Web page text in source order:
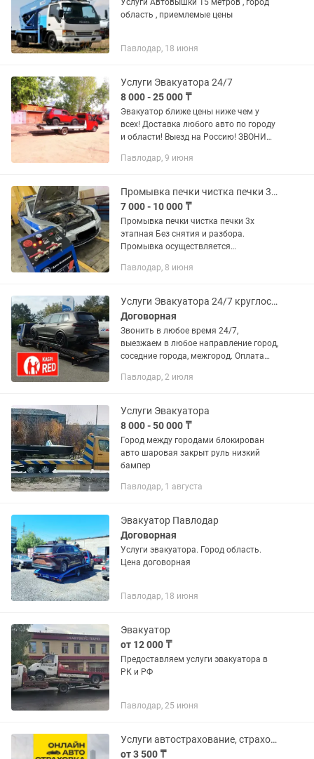
Услуги Автовышки 15 метров , город
область , приемлемые цены
Павлодар, 18 июня
Услуги Эвакуатора 24/7
8 000 - 25 000 ₸
Эвакуатор ближе цены ниже чем у
всех! Доставка любого авто по городу
и области! Выезд на Россию! ЗВОНИ
Павлодар, 9 июня
Промывка печки чистка печки 3х этапная
7 000 - 10 000 ₸
Промывка печки чистка печки 3х
этапная Без снятия и разбора.
Промывка осуществляется
воздействующий на внутренние
моющими...
Павлодар, 8 июня
Услуги Эвакуатора 24/7 круглосуточно самые низкие цены город межгород
Договорная
Звонить в любое время 24/7,
выезжаем в любое направление город,
соседние города, межгород. Оплата
адрес расположения вашего авто; 2)
Павлодар, 2 июля
Услуги Эвакуатора
8 000 - 50 000 ₸
Город между городами блокирован
авто шаровая закрыт руль низкий
бампер
Павлодар, 1 августа
Эвакуатор Павлодар
Договорная
Услуги эвакуатора. Город область.
Цена договорная
Павлодар, 18 июня
Эвакуатор
от 12 000 ₸
Предоставляем услуги эвакуатора в
РК и РФ
Павлодар, 25 июня
Услуги автострахование, страховка Онлайн!
от 3 500 ₸